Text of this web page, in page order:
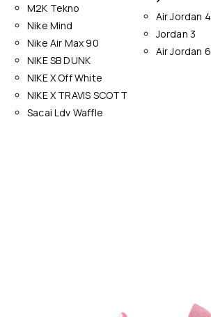
M2K Tekno
Nike Mind
Nike Air Max 90
NIKE SB DUNK
NIKE X Off White
NIKE X TRAVIS SCOTT
Sacai Ldv Waffle
Air Jordan 4
Jordan 3
Air Jordan 6